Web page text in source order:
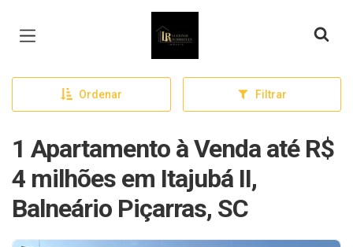
Página inicial
Ordenar Filtrar
1 Apartamento à Venda até R$
4 milhões em Itajubá II,
Balneário Piçarras, SC